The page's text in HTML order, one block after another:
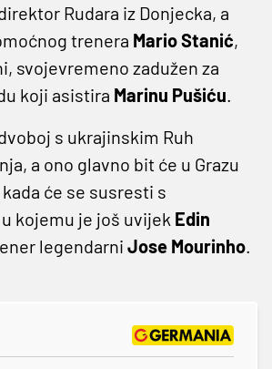
Rudara iz Donjecka, a
trenera Mario Stanić,
svojevremeno zadužen za
koji asistira Marinu Pušiću.
s ukrajinskim Ruh
a ono glavno bit će u Grazu
će se susresti s
kojemu je još uvijek Edin
legendarni Jose Mourinho.